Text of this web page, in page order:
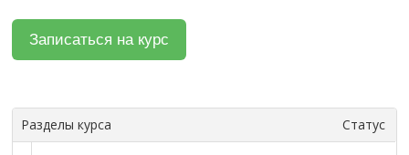
Разделы курса Статус